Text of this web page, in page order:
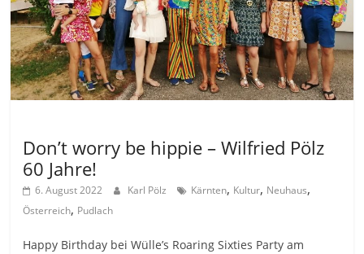
Don’t worry be hippie – Wilfried Pölz
60 Jahre!
6. August 2022 Karl Pölz Kärnten, Kultur, Neuhaus,
Österreich, Pudlach
Happy Birthday bei Wülle’s Roaring Sixties Party am